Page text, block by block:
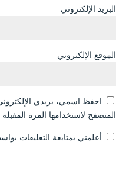
البريد الإلكتروني
الموقع الإلكتروني
احفظ اسمي، بريدي
المتصفح لاستخدامها المرة
أعلمني بمتابعة التعليقات